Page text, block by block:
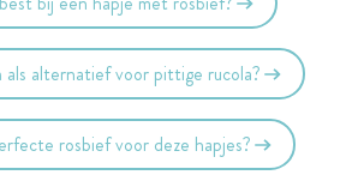
als alternatief voor pittige rucola?
rosbief voor deze hapjes?